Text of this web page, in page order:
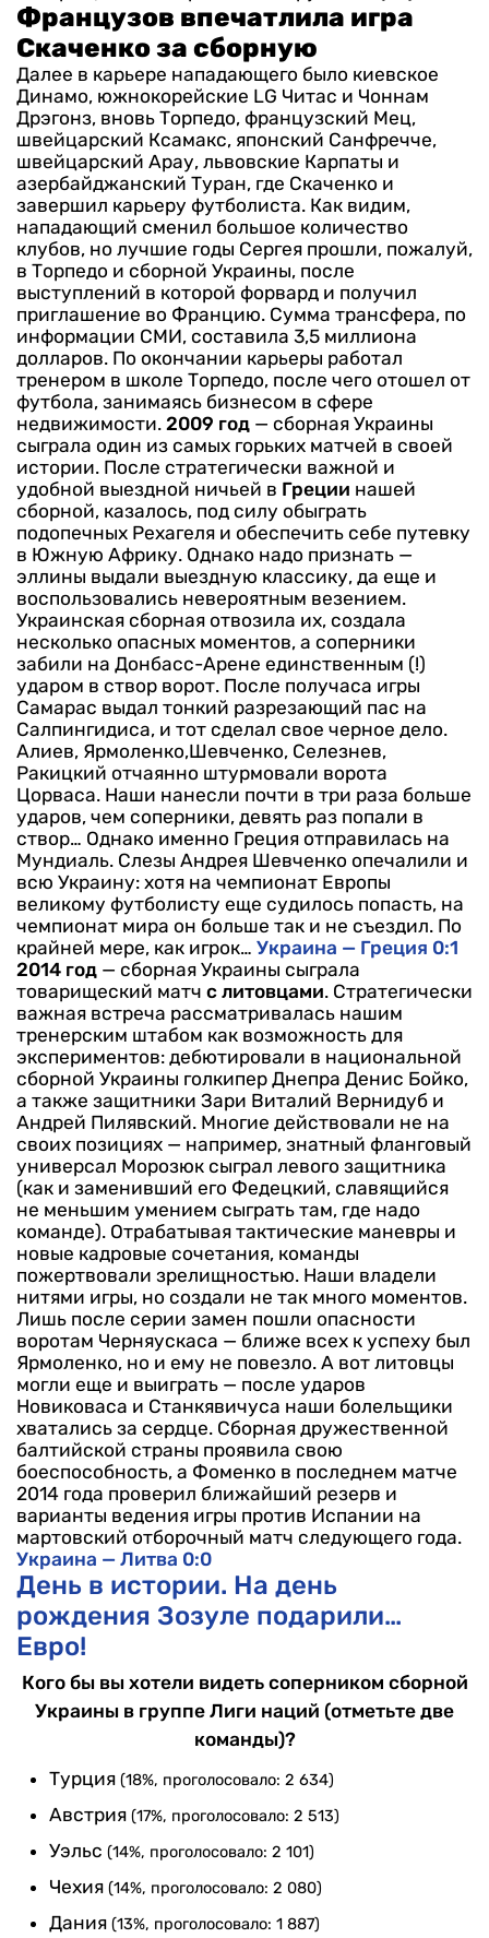
Французов впечатлила игра
Скаченко за сборную
Далее в карьере нападающего было киевское
Динамо, южнокорейские LG Читас и Чоннам
Дрэгонз, вновь Торпедо, французский Мец,
швейцарский Ксамакс, японский Санфречче,
швейцарский Арау, львовские Карпаты и
азербайджанский Туран, где Скаченко и
завершил карьеру футболиста. Как видим,
нападающий сменил большое количество
клубов, но лучшие годы Сергея прошли, пожалуй,
в Торпедо и сборной Украины, после
выступлений в которой форвард и получил
приглашение во Францию. Сумма трансфера, по
информации СМИ, составила 3,5 миллиона
долларов. По окончании карьеры работал
тренером в школе Торпедо, после чего отошел от
футбола, занимаясь бизнесом в сфере
недвижимости. 2009 год — сборная Украины
сыграла один из самых горьких матчей в своей
истории. После стратегически важной и
удобной выездной ничьей в Греции нашей
сборной, казалось, под силу обыграть
подопечных Рехагеля и обеспечить себе путевку
в Южную Африку. Однако надо признать —
эллины выдали выездную классику, да еще и
воспользовались невероятным везением.
Украинская сборная отвозила их, создала
несколько опасных моментов, а соперники
забили на Донбасс-Арене единственным (!)
ударом в створ ворот. После получаса игры
Самарас выдал тонкий разрезающий пас на
Салпингидиса, и тот сделал свое черное дело.
Алиев, Ярмоленко,Шевченко, Селезнев,
Ракицкий отчаянно штурмовали ворота
Цорваса. Наши нанесли почти в три раза больше
ударов, чем соперники, девять раз попали в
створ… Однако именно Греция отправилась на
Мундиаль. Слезы Андрея Шевченко опечалили и
всю Украину: хотя на чемпионат Европы
великому футболисту еще судилось попасть, на
чемпионат мира он больше так и не съездил. По
крайней мере, как игрок… Украина — Греция 0:1
2014 год — сборная Украины сыграла
товарищеский матч с литовцами. Стратегически
важная встреча рассматривалась нашим
тренерским штабом как возможность для
экспериментов: дебютировали в национальной
сборной Украины голкипер Днепра Денис Бойко,
а также защитники Зари Виталий Вернидуб и
Андрей Пилявский. Многие действовали не на
своих позициях — например, знатный фланговый
универсал Морозюк сыграл левого защитника
(как и заменивший его Федецкий, славящийся
не меньшим умением сыграть там, где надо
команде). Отрабатывая тактические маневры и
новые кадровые сочетания, команды
пожертвовали зрелищностью. Наши владели
нитями игры, но создали не так много моментов.
Лишь после серии замен пошли опасности
воротам Черняускаса — ближе всех к успеху был
Ярмоленко, но и ему не повезло. А вот литовцы
могли еще и выиграть — после ударов
Новиковаса и Станкявичуса наши болельщики
хватались за сердце. Сборная дружественной
балтийской страны проявила свою
боеспособность, а Фоменко в последнем матче
2014 года проверил ближайший резерв и
варианты ведения игры против Испании на
мартовский отборочный матч следующего года.
Украина — Литва 0:0
День в истории. На день
рождения Зозуле подарили…
Евро!
Кого бы вы хотели видеть соперником сборной
Украины в группе Лиги наций (отметьте две
команды)?
Турция (18%, проголосовало: 2 634)
Австрия (17%, проголосовало: 2 513)
Уэльс (14%, проголосовало: 2 101)
Чехия (14%, проголосовало: 2 080)
Дания (13%, проголосовало: 1 887)